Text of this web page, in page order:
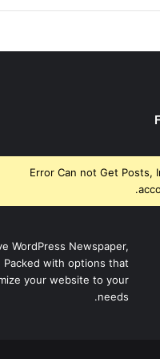
Error Can not Get Posts,
WordPress Newspaper,
Packed with options that
your website to your
needs.